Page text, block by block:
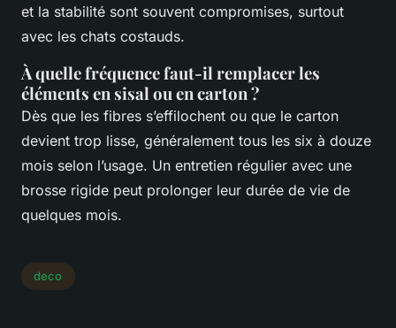
et la stabilité sont souvent compromises, surtout
avec les chats costauds.
À quelle fréquence faut-il remplacer les
éléments en sisal ou en carton ?
Dès que les fibres s’effilochent ou que le carton
devient trop lisse, généralement tous les six à douze
mois selon l’usage. Un entretien régulier avec une
brosse rigide peut prolonger leur durée de vie de
quelques mois.
deco